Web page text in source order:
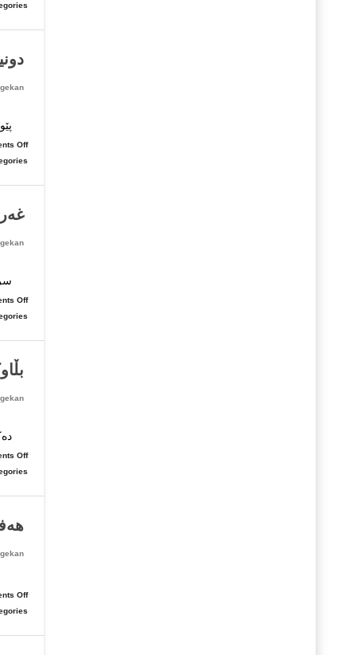
Off
Off
Off
Off